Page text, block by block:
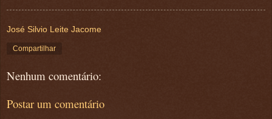
José Silvio Leite Jacome
Compartilhar
Nenhum comentário:
Postar um comentário